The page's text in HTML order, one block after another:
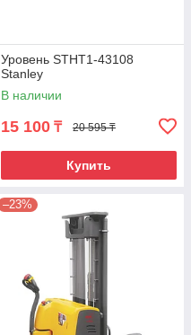
Уровень STHT1-43108
Stanley
В наличии
15 100 ₸ 20 595 ₸
Купить
–23%